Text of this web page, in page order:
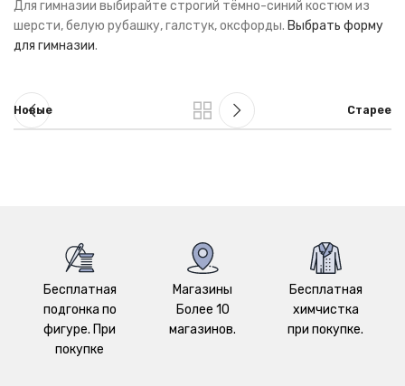
Для гимназии выбирайте строгий тёмно-синий костюм из
шерсти, белую рубашку, галстук, оксфорды. Выбрать форму
для гимназии.
Новые Старее
Бесплатная
подгонка по
фигуре. При
покупке
Магазины
Более 10
магазинов.
Бесплатная
химчистка
при покупке.